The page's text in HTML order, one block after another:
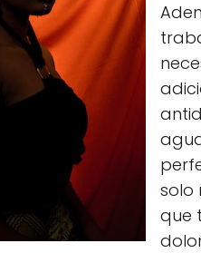
solo
que